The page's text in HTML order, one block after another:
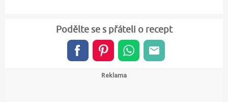
Podělte se s přáteli o recept